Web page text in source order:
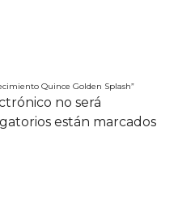
Quince Golden Splash”
no será
están marcados